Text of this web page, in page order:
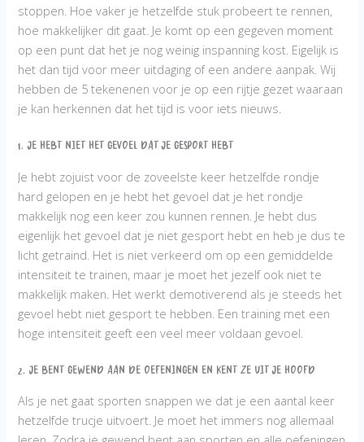
stoppen. Hoe vaker je hetzelfde stuk probeert te rennen,
hoe makkelijker dit gaat. Je komt op een gegeven moment
op een punt dat het je nog weinig inspanning kost. Eigelijk is
het dan tijd voor meer uitdaging of een andere aanpak. Wij
hebben de 5 tekenenen voor je op een rijtje gezet waaraan
je kan herkennen dat het tijd is voor iets nieuws.
1. Je hebt niet het gevoel dat je gesport hebt
Je hebt zojuist voor de zoveelste keer hetzelfde rondje
hard gelopen en je hebt het gevoel dat je het rondje
makkelijk nog een keer zou kunnen rennen. Je hebt dus
eigenlijk het gevoel dat je niet gesport hebt en heb je dus te
licht getraind. Het is niet verkeerd om op een gemiddelde
intensiteit te trainen, maar je moet het jezelf ook niet te
makkelijk maken. Het werkt demotiverend als je steeds het
gevoel hebt niet gesport te hebben. Een training met een
hoge intensiteit geeft een veel meer voldaan gevoel.
2. Je bent gewend aan de oefeningen en kent ze uit je hoofd
Als je net gaat sporten snappen we dat je een aantal keer
hetzelfde trucje uitvoert. Je moet het immers nog allemaal